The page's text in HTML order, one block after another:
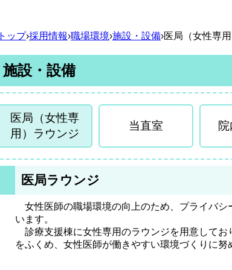
トップ›採用情報›職場環境›施設・設備›医局（女性専
施設・設備
医局（女性専
用）ラウンジ
当直室
医局ラウンジ
女性医師の職場環境の向上のため、プライバシ
います。
診療支援棟に女性専用のラウンジを用意してお
をふくめ、女性医師が働きやすい環境づくりに努